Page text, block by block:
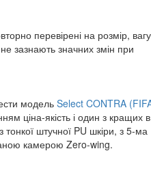
перевірені на розмір, вагу
зазнають значних змін при
модель Select CONTRA
ціна-якість і один з кращих в
штучної PU шкіри, з 5-ма
камерою Zero-wing.